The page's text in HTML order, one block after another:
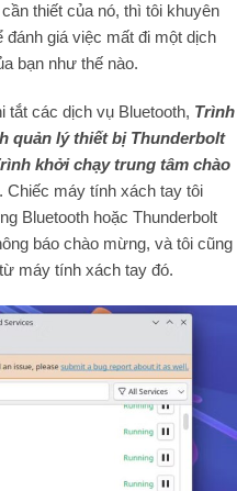
thiết của nó, thì tôi khuyên
giá việc mất đi một dịch
bạn như thế nào.
tắt các dịch vụ Bluetooth, Trình
quản lý thiết bị Thunderbolt
khởi chạy trung tâm chào
Chiếc máy tính xách tay tôi
Bluetooth hoặc Thunderbolt
báo chào mừng, và tôi cũng
máy tính xách tay đó.